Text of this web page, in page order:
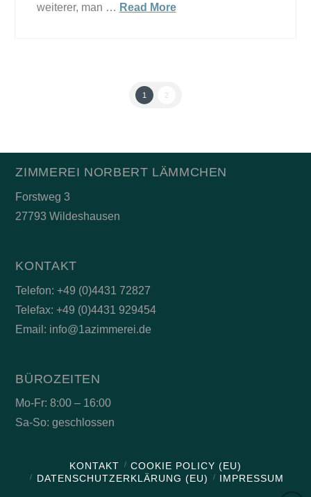
weiterer, man … Read More
1 2
ZIMMEREI NORBERT LÄMMCHEN
Forstweg 3
27793 Wildeshausen
KONTAKT
Telefon: +49 (0)4431 72827
Telefax: +49 (0)4431 929454
Email: info@1azimmerei.de
BÜROZEITEN
Mo-Fr: 8:00 – 16:00
Sa-So: geschlossen
KONTAKT
COOKIE POLICY (EU)
DATENSCHUTZERKLÄRUNG (EU)
IMPRESSUM